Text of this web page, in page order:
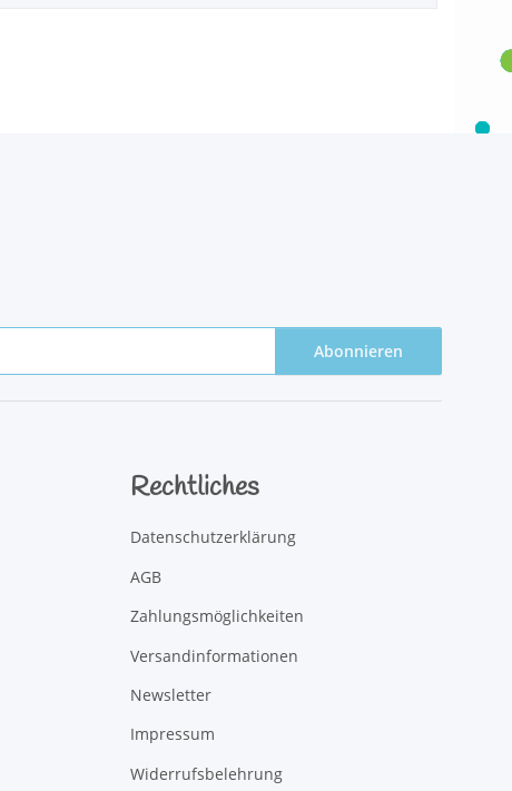
Abonnieren
Rechtliches
Datenschutzerklärung
AGB
Zahlungsmöglichkeiten
Versandinformationen
Newsletter
Impressum
Widerrufsbelehrung